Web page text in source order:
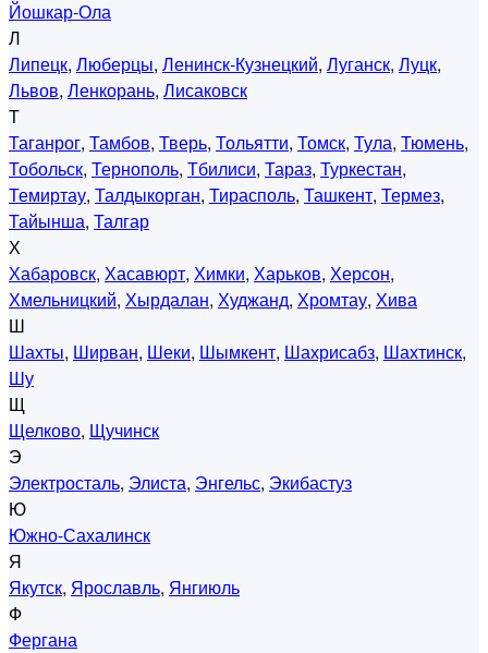
Йошкар-Ола
Л
Липецк, Люберцы, Ленинск-Кузнецкий, Луганск, Луцк,
Львов, Ленкорань, Лисаковск
Т
Таганрог, Тамбов, Тверь, Тольятти, Томск, Тула, Тюмень,
Тобольск, Тернополь, Тбилиси, Тараз, Туркестан,
Темиртау, Талдыкорган, Тирасполь, Ташкент, Термез,
Тайынша, Талгар
Х
Хабаровск, Хасавюрт, Химки, Харьков, Херсон,
Хмельницкий, Хырдалан, Худжанд, Хромтау, Хива
Ш
Шахты, Ширван, Шеки, Шымкент, Шахрисабз, Шахтинск,
Шу
Щ
Щелково, Щучинск
Э
Электросталь, Элиста, Энгельс, Экибастуз
Ю
Южно-Сахалинск
Я
Якутск, Ярославль, Янгиюль
Ф
Фергана